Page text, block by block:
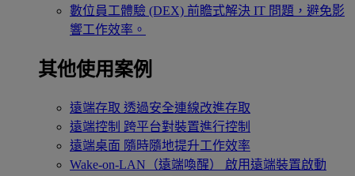
數位員工體驗 (DEX) 前瞻式解決 IT 問題，避免影
響工作效率。
其他使用案例
遠端存取 透過安全連線改進存取
遠端控制 跨平台對裝置進行控制
遠端桌面 隨時隨地提升工作效率
Wake-on-LAN（遠端喚醒）
啟用遠端裝置啟動